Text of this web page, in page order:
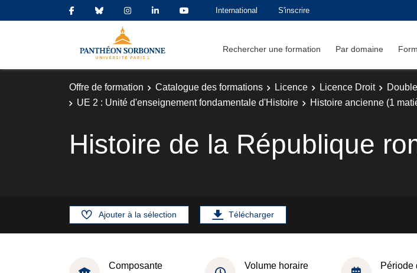
International S'inscrire
Rechercher une formation Par domaine
Offre de formation Catalogue des formations Licence Licence Droit
UE 2 : Unité d'enseignement fondamentale d'Histoire
Histoire ancienne (1
Histoire de la République
Ajouter à la sélection Télécharger
Composante Volume horaire
Période